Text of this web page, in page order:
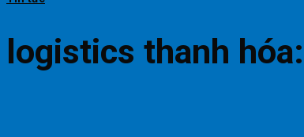
logistics thanh